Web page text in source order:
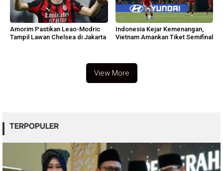
Amorim Pastikan Leao-Modric
Tampil Lawan Chelsea di Jakarta
Indonesia Kejar Kemenangan,
Vietnam Amankan Tiket Semifinal
View More
TERPOPULER